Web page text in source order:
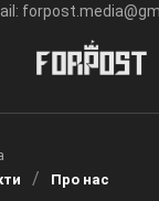
Про нас